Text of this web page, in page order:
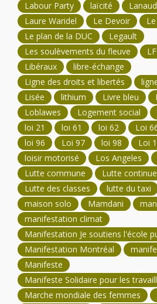
Labour Party laïcité
Laure Waridel
Le Devoir
Le plan de la DUC
Legault
Les soulèvements du fleuve
Libéraux
libre-échange
Ligne des droits et libertés
Lisée
lithium Livre bleu
Loblawes
Logement social
loi 21
loi 61 loi 62 Loi
loi 96
Loi 97 loi 98 Loi
loisir motorisé
Los Angeles
Lutte commune
Lutte continue
Lutte des classes
lutte du taxi
maison solo
Mamdani
manifestation climat
Manifestation Je soutiens l'école
Manifestation Montréal
Manifeste
Manifeste Solidaire pour les
Marche mondiale des femmes